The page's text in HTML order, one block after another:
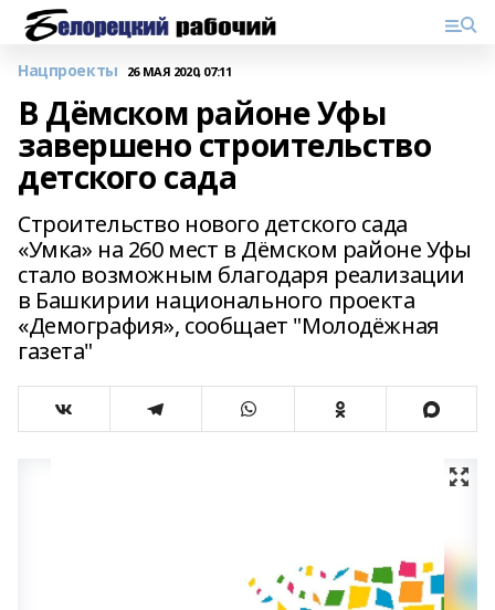
Нацпроекты 26 МАЯ 2020, 07:11
В Дёмском районе Уфы
завершено строительство
детского сада
Строительство нового детского сада
«Умка» на 260 мест в Дёмском районе Уфы
стало возможным благодаря реализации
в Башкирии национального проекта
«Демография», сообщает "Молодёжная
газета"